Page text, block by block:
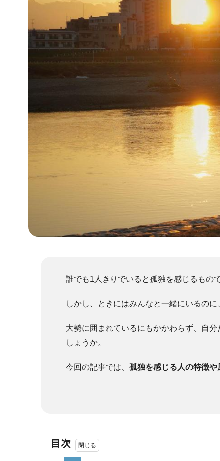
誰でも1人きりでいると孤独を感じるもので
しかし、ときにはみんなと一緒にいるの
大勢に囲まれているにもかかわらず、自
しょうか。
今回の記事では、 孤独を感じる人の特徴
目次